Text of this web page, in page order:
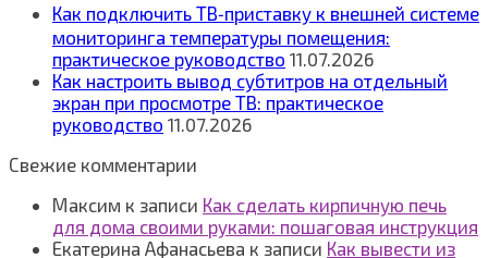
Как подключить ТВ‑приставку к внешней системе
мониторинга температуры помещения:
практическое руководство 11.07.2026
Как настроить вывод субтитров на отдельный
экран при просмотре ТВ: практическое
руководство 11.07.2026
Свежие комментарии
Максим к записи Как сделать кирпичную печь
для дома своими руками: пошаговая инструкция
Екатерина Афанасьева к записи Как вывести из